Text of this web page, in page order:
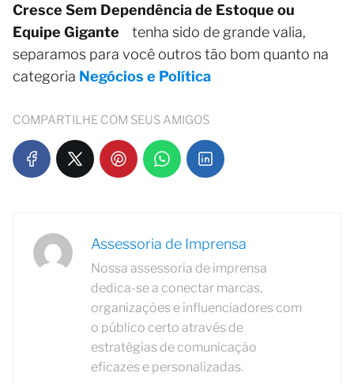
Cresce Sem Dependência de Estoque ou
Equipe Gigante
tenha sido de grande valia,
separamos para você outros tão bom quanto na
categoria Negócios e Política
COMPARTILHE COM SEUS AMIGOS
Assessoria de Imprensa
Nossa assessoria de imprensa
dedica-se a conectar marcas,
organizações e influenciadores com
o público certo através de
estratégias de comunicação
eficazes e personalizadas.